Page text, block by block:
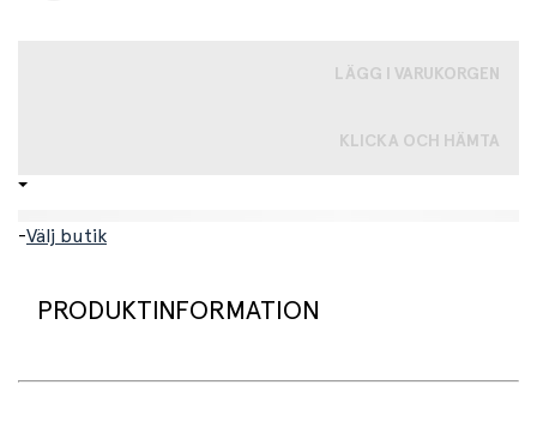
LÄGG I VARUKORGEN
KLICKA OCH HÄMTA
-Välj butik
PRODUKTINFORMATION
Vacker aktivitetsleksak för bebisar, formad som ett löv